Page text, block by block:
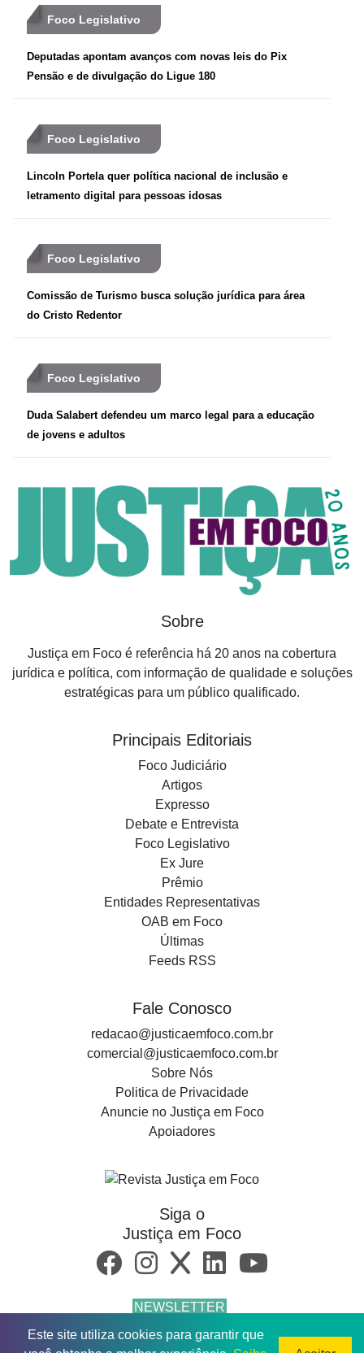
Foco Legislativo
Deputadas apontam avanços com novas leis do Pix
Pensão e de divulgação do Ligue 180
Foco Legislativo
Lincoln Portela quer política nacional de inclusão e
letramento digital para pessoas idosas
Foco Legislativo
Comissão de Turismo busca solução jurídica para área
do Cristo Redentor
Foco Legislativo
Duda Salabert defendeu um marco legal para a educação
de jovens e adultos
Sobre
Justiça em Foco é referência há 20 anos na cobertura
jurídica e política, com informação de qualidade e soluções
estratégicas para um público qualificado.
Principais Editoriais
Foco Judiciário
Artigos
Expresso
Debate e Entrevista
Foco Legislativo
Ex Jure
Prêmio
Entidades Representativas
OAB em Foco
Últimas
Feeds RSS
Fale Conosco
redacao@justicaemfoco.com.br
comercial@justicaemfoco.com.br
Sobre Nós
Politica de Privacidade
Anuncie no Justiça em Foco
Apoiadores
Siga o
Justiça em Foco
NEWSLETTER
Este site utiliza cookies para garantir que